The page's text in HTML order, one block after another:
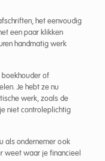
het eenvoudig
een paar klikken
handmatig werk
of
Je hebt ze nu
werk, zoals de
niet controleplichtig
als ondernemer ook
weet waar je financieel